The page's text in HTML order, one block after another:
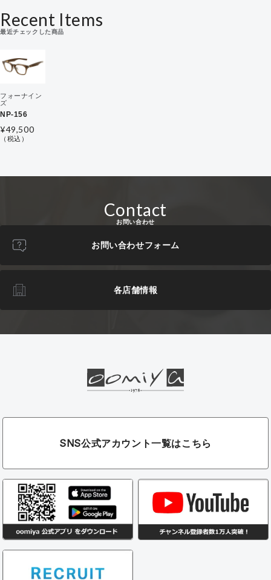
Recent Items
最近チェックした商品
フォーナイン
ズ
NP-156
¥49,500
（税込）
Contact
お問い合わせ
お問い合わせフォーム
各店舗情報
SNS公式アカウント一覧はこちら